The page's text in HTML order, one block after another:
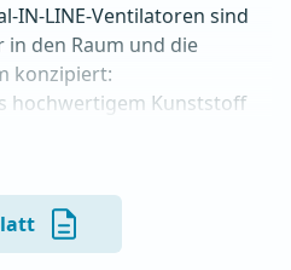
IN-LINE-Ventilatoren sind
den Raum und die
konzipiert:
hochwertigem Kunststoff
Lüftungsrohr
bis zu 615 m3/h
bis 60 °C
Montage